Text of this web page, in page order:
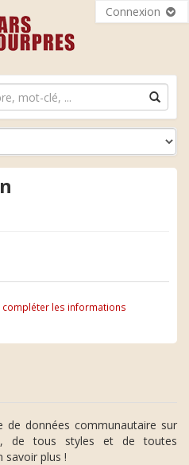
Connexion
les informations
de données communautaire sur
de tous styles et de toutes
savoir plus !